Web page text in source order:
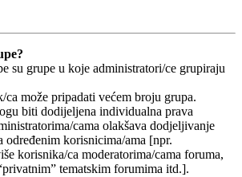
su grupe u koje administratori/ce grupiraju
ca može pripadati većem broju grupa.
biti dodijeljena individualna prava
cama olakšava dodjeljivanje
određenim korisnicima/ama [npr.
korisnika/ca moderatorima/cama foruma,
tematskim forumima itd.].